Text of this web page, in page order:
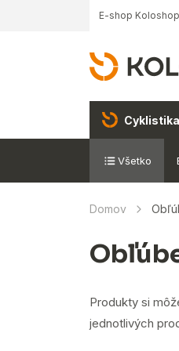
E-shop
Cyklistika
Všetko
Domov
Produkty si
jednotlivých